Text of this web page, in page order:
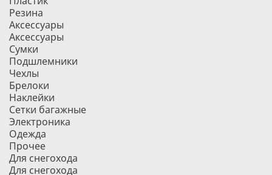
Резина
Аксессуары
Аксессуары
Сумки
Подшлемники
Чехлы
Брелоки
Наклейки
Сетки багажные
Электроника
Одежда
Прочее
Для снегохода
Для снегохода